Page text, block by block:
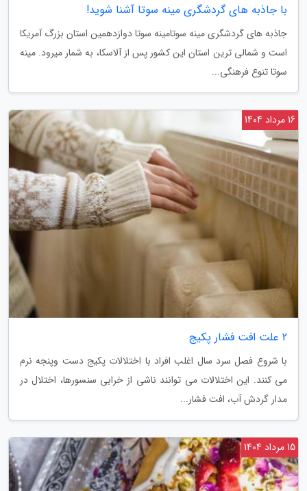
با جاذبه های گردشگری مینه سوتا آشنا شوید!
جاذبه های گردشگری مینه سوتامینه سوتا دوازدهمین استان بزرگ آمریکا
است و شمالی ترین استان این کشور پس از آلاسکا، به شمار میرود. مینه
سوتا تنوع فرهنگی...
2 علت افت فشار پکیج
با شروع فصل سرد سال اغلب افراد با اختلالات پکیج دست وپنجه نرم
می کنند. این اختلالات می توانند ناشی از خرابی سنسورها، اختلال در
مدار گردش آب، افت فشار...
16 مرداد 1404
15 مرداد 1404